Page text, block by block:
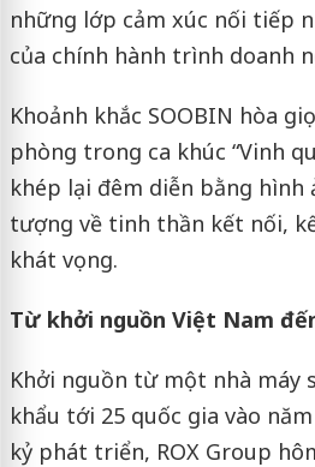
những lớp cảm xúc nối tiếp
của chính hành trình doanh
Khoảnh khắc SOOBIN hòa
phòng trong ca khúc “Vinh
khép lại đêm diễn bằng hình
tượng về tinh thần kết nối,
khát vọng.
Từ khởi nguồn Việt Nam
Khởi nguồn từ một nhà máy
khẩu tới 25 quốc gia vào
kỷ phát triển, ROX Group